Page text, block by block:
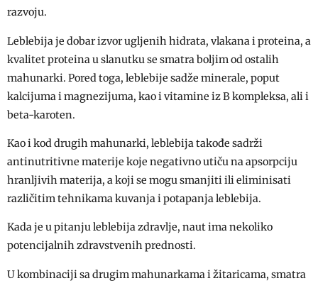
razvoju.
Leblebija je dobar izvor ugljenih hidrata, vlakana i proteina, a
kvalitet proteina u slanutku se smatra boljim od ostalih
mahunarki. Pored toga, leblebije sadže minerale, poput
kalcijuma i magnezijuma, kao i vitamine iz B kompleksa, ali i
beta-karoten.
Kao i kod drugih mahunarki, leblebija takođe sadrži
antinutritivne materije koje negativno utiču na apsorpciju
hranljivih materija, a koji se mogu smanjiti ili eliminisati
različitim tehnikama kuvanja i potapanja leblebija.
Kada je u pitanju leblebija zdravlje, naut ima nekoliko
potencijalnih zdravstvenih prednosti.
U kombinaciji sa drugim mahunarkama i žitaricama, smatra